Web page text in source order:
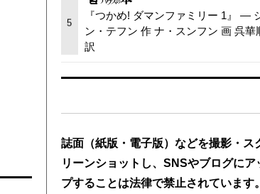
5
『つかめ! ダマンファミリー 1』 —
ン・テフン 作 ナ・スンフン 画 呉華
訳
誌面（紙版・電子版）などを撮影・ス
リーンショットし、SNSやブログにア
プすることは法律で禁止されています。